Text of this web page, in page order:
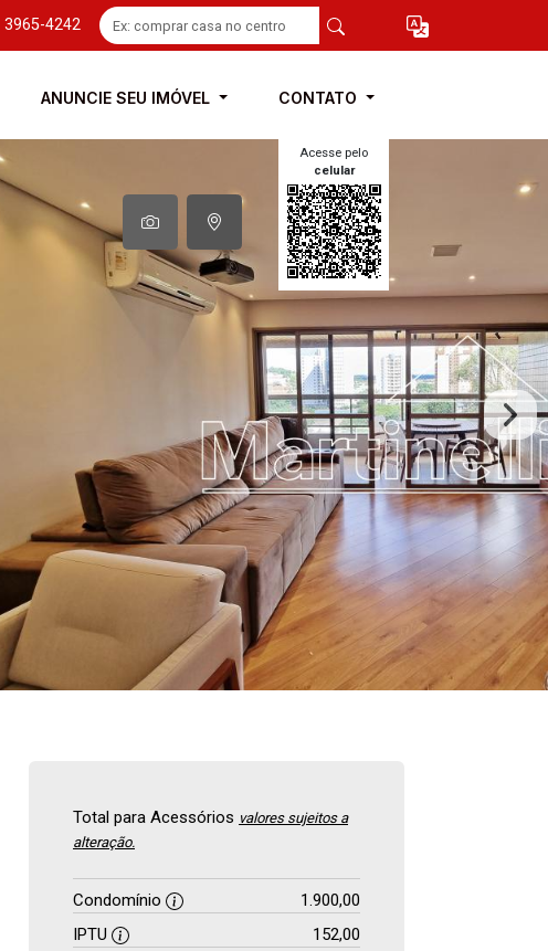
3965-4242
ANUNCIE SEU IMÓVEL CONTATO
Acesse pelo
celular
Total para Acessórios valores sujeitos a
alteração.
Condomínio
1.900,00
IPTU
152,00